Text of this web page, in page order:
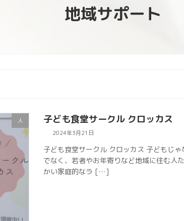
地域サポート
人 子ども食堂サークル クロッカス
2024年3月21日
子ども食堂サークル クロッカス 子どもじ
でなく、若者やお年寄りなど地域に住む人
かい家庭的なラ […]